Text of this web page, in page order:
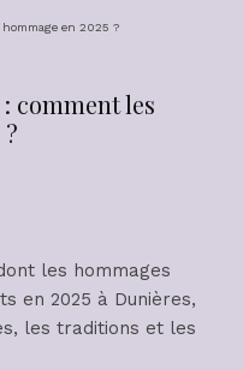
en 2025 ?
comment les
les hommages
en 2025 à Dunières,
les traditions et les